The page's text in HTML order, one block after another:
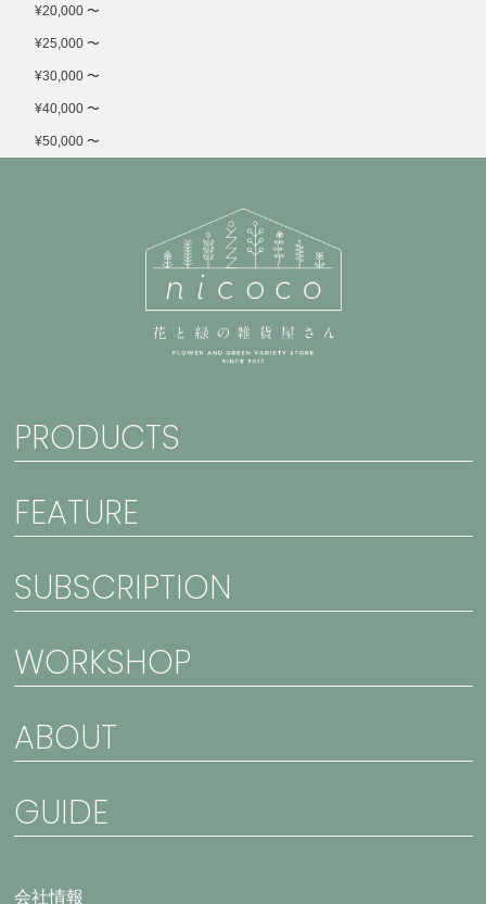
¥20,000 〜
¥25,000 〜
¥30,000 〜
¥40,000 〜
¥50,000 〜
PRODUCTS
FEATURE
SUBSCRIPTION
WORKSHOP
ABOUT
GUIDE
会社情報